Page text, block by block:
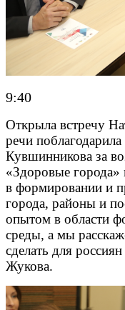
9:40
Открыла встречу
речи
Кувшинникова за
«Здоровые города»
в формировании и
города, районы и
опытом в области
среды, а мы
сделать для
Жукова.